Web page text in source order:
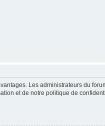
Les administrateurs du
et de notre politique de